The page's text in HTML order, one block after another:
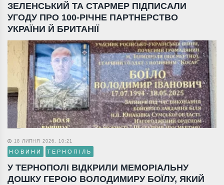
ЗЕЛЕНСЬКИЙ ТА СТАРМЕР ПІДПИСАЛИ
УГОДУ ПРО 100-РІЧНЕ ПАРТНЕРСТВО
УКРАЇНИ Й БРИТАНІЇ
18 ЛИПНЯ 2026, 10:21
НОВИНИ ТЕРНОПІЛЬ
У ТЕРНОПОЛІ ВІДКРИЛИ МЕМОРІАЛЬНУ
ДОШКУ ГЕРОЮ ВОЛОДИМИРУ БОЇЛУ, ЯКИЙ